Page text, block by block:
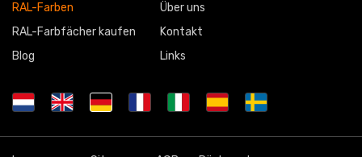
RAL-Farben
RAL-Farbfächer kaufen
Blog
Über uns
Kontakt
Links